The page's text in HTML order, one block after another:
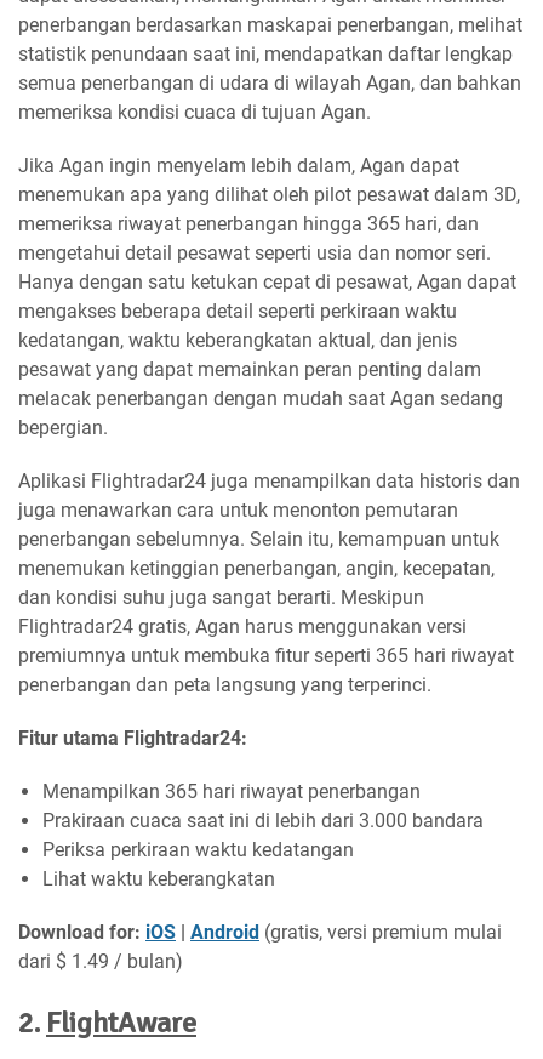
penerbangan berdasarkan maskapai penerbangan, melihat
statistik penundaan saat ini, mendapatkan daftar lengkap
semua penerbangan di udara di wilayah Agan, dan bahkan
memeriksa kondisi cuaca di tujuan Agan.
Jika Agan ingin menyelam lebih dalam, Agan dapat
menemukan apa yang dilihat oleh pilot pesawat dalam 3D,
memeriksa riwayat penerbangan hingga 365 hari, dan
mengetahui detail pesawat seperti usia dan nomor seri.
Hanya dengan satu ketukan cepat di pesawat, Agan dapat
mengakses beberapa detail seperti perkiraan waktu
kedatangan, waktu keberangkatan aktual, dan jenis
pesawat yang dapat memainkan peran penting dalam
melacak penerbangan dengan mudah saat Agan sedang
bepergian.
Aplikasi Flightradar24 juga menampilkan data historis dan
juga menawarkan cara untuk menonton pemutaran
penerbangan sebelumnya. Selain itu, kemampuan untuk
menemukan ketinggian penerbangan, angin, kecepatan,
dan kondisi suhu juga sangat berarti. Meskipun
Flightradar24 gratis, Agan harus menggunakan versi
premiumnya untuk membuka fitur seperti 365 hari riwayat
penerbangan dan peta langsung yang terperinci.
Fitur utama Flightradar24:
Menampilkan 365 hari riwayat penerbangan
Prakiraan cuaca saat ini di lebih dari 3.000 bandara
Periksa perkiraan waktu kedatangan
Lihat waktu keberangkatan
Download for: iOS | Android (gratis, versi premium mulai
dari $ 1.49 / bulan)
2. FlightAware